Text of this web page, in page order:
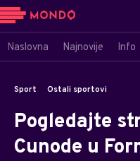
Naslovna Najnovije Info
Sport Ostali sportovi
Pogledajte
Cunode u